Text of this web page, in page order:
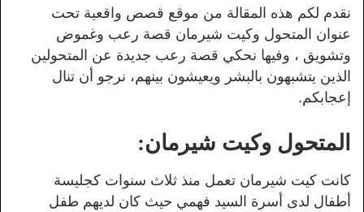
نقدم لكم هذه المقالة من موقع قصص واقعية تحت
عنوان المتحول وكيت شيرمان قصة رعب وغموض
وتشويق ، وفيها نحكي قصة رعب جديدة عن المتحولين
الذين يتشبهون بالبشر ويعيشون بينهم، نرجو أن تنال
إعجابكم.
المتحول وكيت شيرمان:
كانت كيت شيرمان تعمل منذ ثلاث سنوات كجليسة
أطفال لدى أسرة السيد فهمي حيث كان لديهم طفل